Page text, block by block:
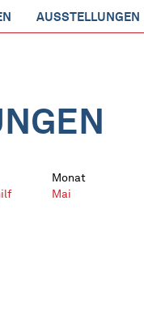
AUSSTELLUNGEN
Monat
Mai